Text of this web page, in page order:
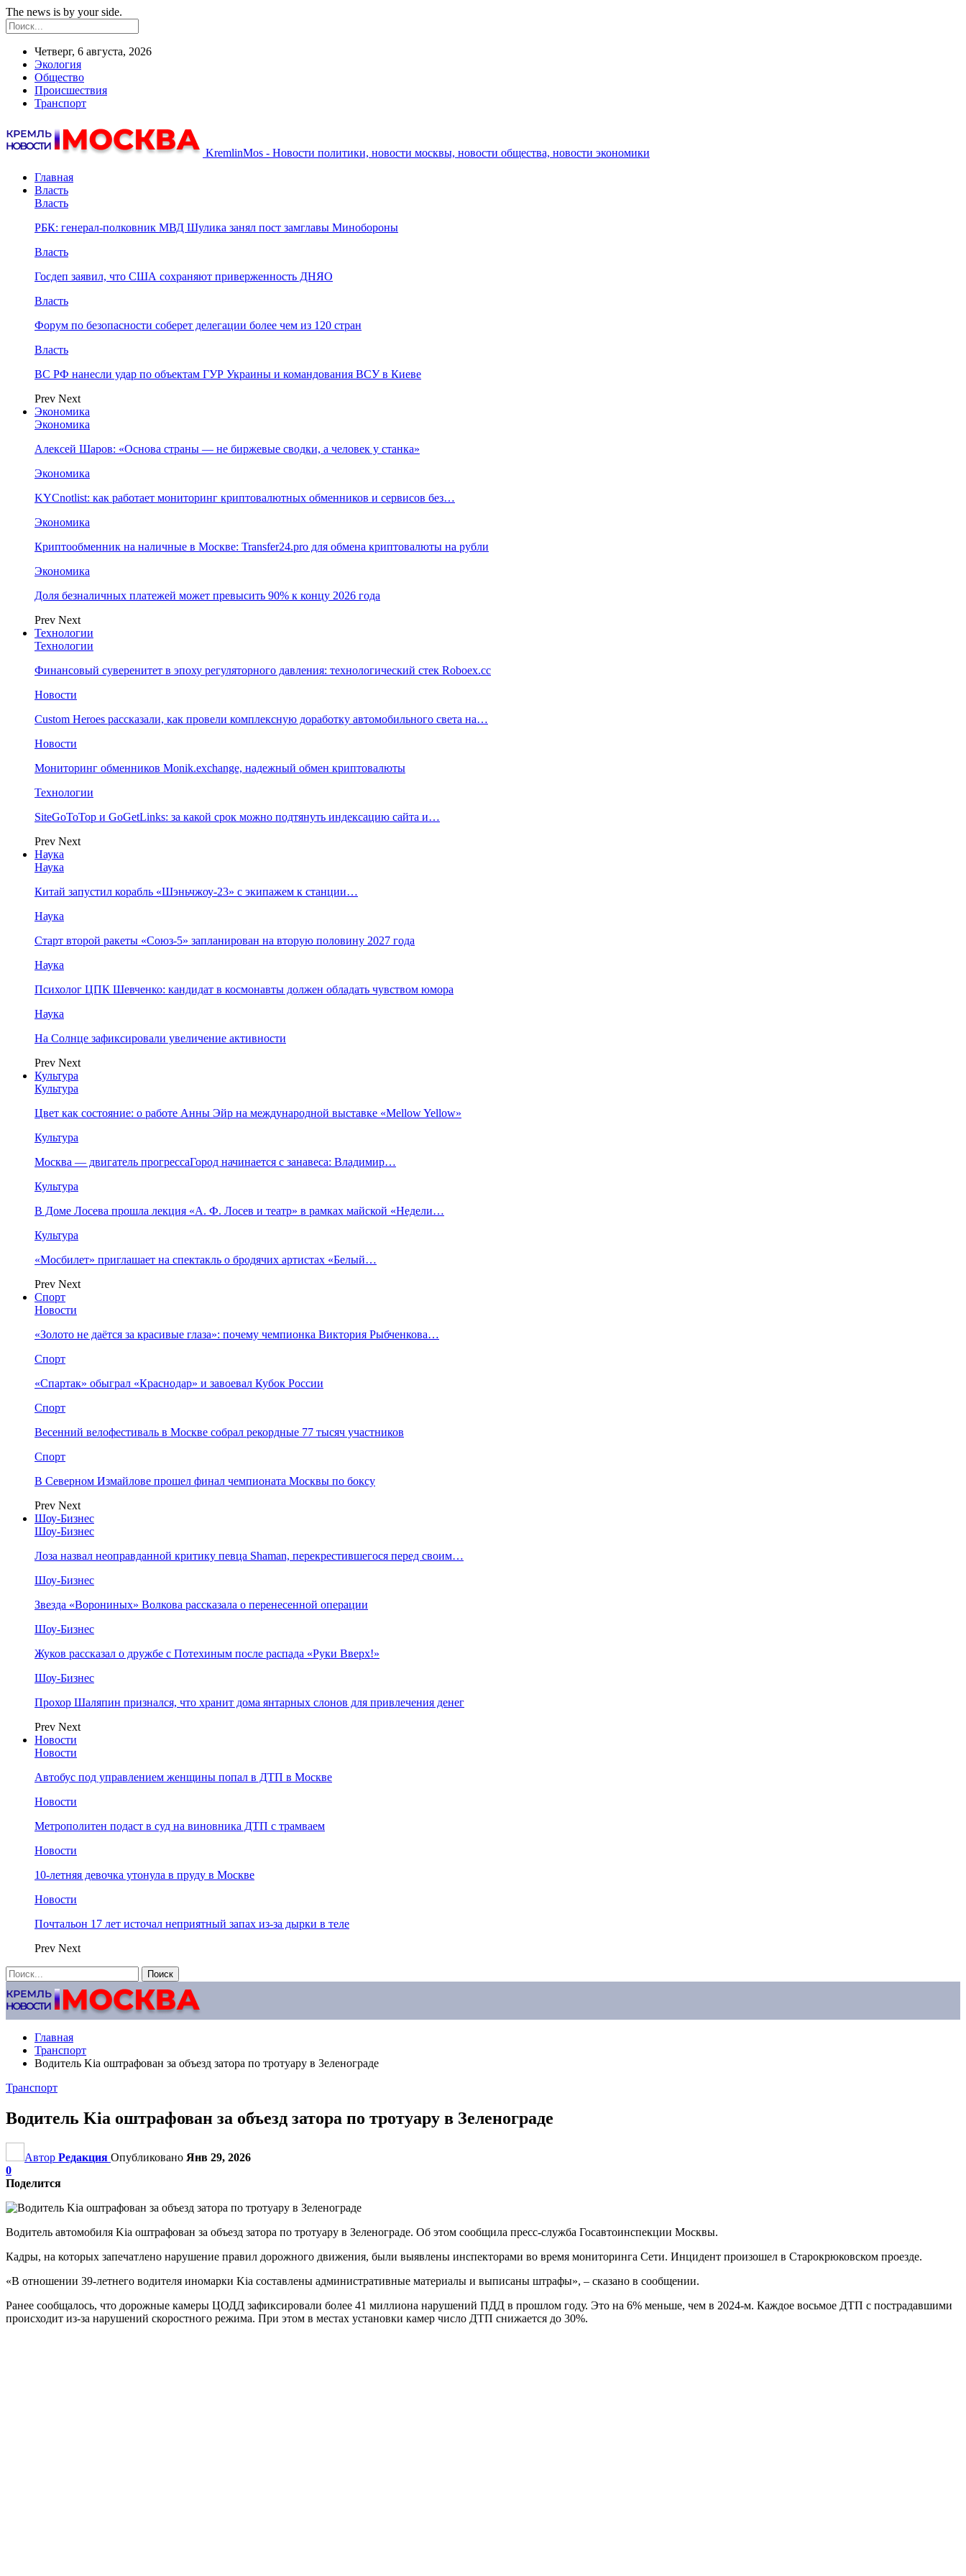
The news is by your side.
Четверг, 6 августа, 2026
Экология
Общество
Происшествия
Транспорт
KremlinMos - Новости политики, новости москвы, новости общества, новости экономики
Главная
Власть
Власть
РБК: генерал-полковник МВД Шулика занял пост замглавы Минобороны
Власть
Госдеп заявил, что США сохраняют приверженность ДНЯО
Власть
Форум по безопасности соберет делегации более чем из 120 стран
Власть
ВС РФ нанесли удар по объектам ГУР Украины и командования ВСУ в Киеве
Prev Next
Экономика
Экономика
Алексей Шаров: «Основа страны — не биржевые сводки, а человек у станка»
Экономика
KYCnotlist: как работает мониторинг криптовалютных обменников и сервисов без…
Экономика
Криптообменник на наличные в Москве: Transfer24.pro для обмена криптовалюты на рубли
Экономика
Доля безналичных платежей может превысить 90% к концу 2026 года
Prev Next
Технологии
Технологии
Финансовый суверенитет в эпоху регуляторного давления: технологический стек Roboex.cc
Новости
Custom Heroes рассказали, как провели комплексную доработку автомобильного света на…
Новости
Мониторинг обменников Monik.exchange, надежный обмен криптовалюты
Технологии
SiteGoToTop и GoGetLinks: за какой срок можно подтянуть индексацию сайта и…
Prev Next
Наука
Наука
Китай запустил корабль «Шэньчжоу-23» с экипажем к станции…
Наука
Старт второй ракеты «Союз-5» запланирован на вторую половину 2027 года
Наука
Психолог ЦПК Шевченко: кандидат в космонавты должен обладать чувством юмора
Наука
На Солнце зафиксировали увеличение активности
Prev Next
Культура
Культура
Цвет как состояние: о работе Анны Эйр на международной выставке «Mellow Yellow»
Культура
Москва — двигатель прогрессаГород начинается с занавеса: Владимир…
Культура
В Доме Лосева прошла лекция «А. Ф. Лосев и театр» в рамках майской «Недели…
Культура
«Мосбилет» приглашает на спектакль о бродячих артистах «Белый…
Prev Next
Спорт
Новости
«Золото не даётся за красивые глаза»: почему чемпионка Виктория Рыбченкова…
Спорт
«Спартак» обыграл «Краснодар» и завоевал Кубок России
Спорт
Весенний велофестиваль в Москве собрал рекордные 77 тысяч участников
Спорт
В Северном Измайлове прошел финал чемпионата Москвы по боксу
Prev Next
Шоу-Бизнес
Шоу-Бизнес
Лоза назвал неоправданной критику певца Shaman, перекрестившегося перед своим…
Шоу-Бизнес
Звезда «Ворониных» Волкова рассказала о перенесенной операции
Шоу-Бизнес
Жуков рассказал о дружбе с Потехиным после распада «Руки Вверх!»
Шоу-Бизнес
Прохор Шаляпин признался, что хранит дома янтарных слонов для привлечения денег
Prev Next
Новости
Новости
Автобус под управлением женщины попал в ДТП в Москве
Новости
Метрополитен подаст в суд на виновника ДТП с трамваем
Новости
10-летняя девочка утонула в пруду в Москве
Новости
Почтальон 17 лет источал неприятный запах из-за дырки в теле
Prev Next
Главная
Транспорт
Водитель Kia оштрафован за объезд затора по тротуару в Зеленограде
Транспорт
Водитель Kia оштрафован за объезд затора по тротуару в Зеленограде
Автор Редакция Опубликовано Янв 29, 2026
0
Поделится
Водитель автомобиля Kia оштрафован за объезд затора по тротуару в Зеленограде. Об этом сообщила пресс-служба Госавтоинспекции Москвы.
Кадры, на которых запечатлено нарушение правил дорожного движения, были выявлены инспекторами во время мониторинга Сети. Инцидент произошел в Старокрюковском проезде.
«В отношении 39-летнего водителя иномарки Kia составлены административные материалы и выписаны штрафы», – сказано в сообщении.
Ранее сообщалось, что дорожные камеры ЦОДД зафиксировали более 41 миллиона нарушений ПДД в прошлом году. Это на 6% меньше, чем в 2024-м. Каждое восьмое ДТП с пострадавшими
происходит из-за нарушений скоростного режима. При этом в местах установки камер число ДТП снижается до 30%.